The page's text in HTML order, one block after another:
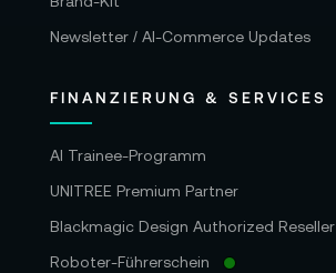
Newsletter / AI-Commerce Updates
FINANZIERUNG & SERVICES
AI Trainee-Programm
UNITREE Premium Partner
Blackmagic Design Authorized Reseller
Roboter-Führerschein